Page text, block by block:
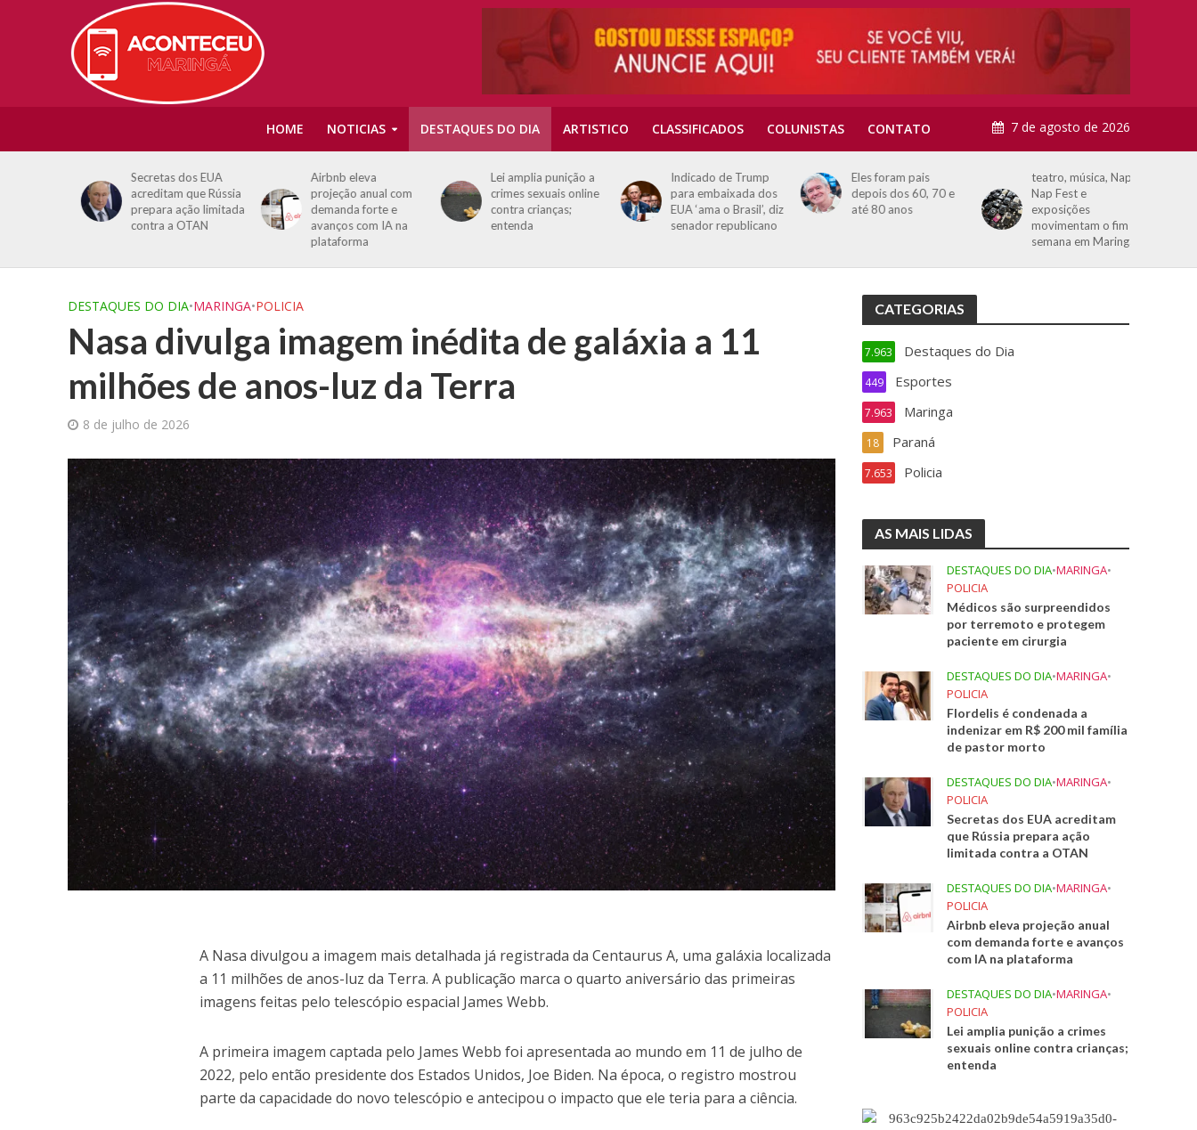
HOME NOTICIAS DESTAQUES DO DIA ARTISTICO CLASSIFICADOS COLUNISTAS CONTATO 7 de agosto de 2026
Secretas dos EUA
acreditam que Rússia
prepara ação limitada
contra a OTAN
Airbnb eleva
projeção anual com
demanda forte e
avanços com IA na
plataforma
Lei amplia punição a
crimes sexuais online
contra crianças;
entenda
Indicado de Trump
para embaixada dos
EUA ‘ama o Brasil’, diz
senador republicano
Eles foram pais
depois dos 60, 70 e
até 80 anos
teatro, música, Nap
Nap Fest e
exposições
movimentam o fim de
semana em Maringá
DESTAQUES DO DIA•MARINGA•POLICIA
Nasa divulga imagem inédita de galáxia a 11
milhões de anos-luz da Terra
8 de julho de 2026
A Nasa divulgou a imagem mais detalhada já registrada da Centaurus A, uma galáxia localizada
a 11 milhões de anos-luz da Terra. A publicação marca o quarto aniversário das primeiras
imagens feitas pelo telescópio espacial James Webb.
A primeira imagem captada pelo James Webb foi apresentada ao mundo em 11 de julho de
2022, pelo então presidente dos Estados Unidos, Joe Biden. Na época, o registro mostrou
parte da capacidade do novo telescópio e antecipou o impacto que ele teria para a ciência.
CATEGORIAS
Destaques do Dia
7.963
Esportes
449
Maringa
7.963
Paraná
18
Policia
7.653
AS MAIS LIDAS
DESTAQUES DO DIA•MARINGA•
POLICIA
Médicos são surpreendidos
por terremoto e protegem
paciente em cirurgia
DESTAQUES DO DIA•MARINGA•
POLICIA
Flordelis é condenada a
indenizar em R$ 200 mil família
de pastor morto
DESTAQUES DO DIA•MARINGA•
POLICIA
Secretas dos EUA acreditam
que Rússia prepara ação
limitada contra a OTAN
DESTAQUES DO DIA•MARINGA•
POLICIA
Airbnb eleva projeção anual
com demanda forte e avanços
com IA na plataforma
DESTAQUES DO DIA•MARINGA•
POLICIA
Lei amplia punição a crimes
sexuais online contra crianças;
entenda